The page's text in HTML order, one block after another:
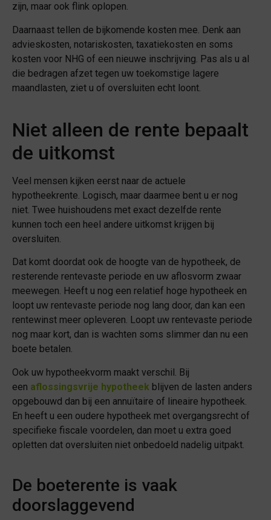
zijn, maar ook flink oplopen.
Daarnaast tellen de bijkomende kosten mee. Denk aan
advieskosten, notariskosten, taxatiekosten en soms
kosten voor NHG of een nieuwe inschrijving. Pas als u al
die bedragen afzet tegen uw toekomstige lagere
maandlasten, ziet u of oversluiten echt loont.
Niet alleen de rente bepaalt
de uitkomst
Veel mensen kijken eerst naar de actuele
hypotheekrente. Logisch, maar daarmee bent u er nog
niet. Twee huishoudens met exact dezelfde rente
kunnen toch een heel andere uitkomst krijgen bij
oversluiten.
Dat komt doordat ook de hoogte van de hypotheek, de
resterende rentevaste periode en uw aflosvorm zwaar
meewegen. Heeft u nog een relatief hoge hypotheek en
loopt uw rentevaste periode nog lang door, dan kan een
rentewinst meer opleveren. Loopt uw rentevaste periode
nog maar kort, dan is wachten soms slimmer dan nu een
boete betalen.
Ook uw hypotheekvorm maakt verschil. Bij
een aflossingsvrije hypotheek blijven de lasten anders
opgebouwd dan bij een annuïtaire of lineaire hypotheek.
En heeft u een oudere hypotheek met overgangsrecht of
specifieke fiscale voordelen, dan moet u extra goed
opletten dat oversluiten niet onbedoeld nadelig uitpakt.
De boeterente is vaak
doorslaggevend